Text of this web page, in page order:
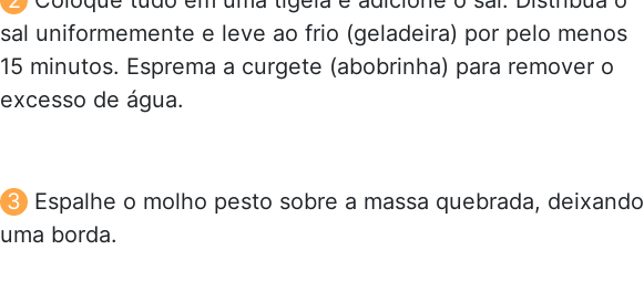
sal uniformemente e leve ao frio (geladeira) por pelo menos
15 minutos. Esprema a curgete (abobrinha) para remover o
excesso de água.
Espalhe o molho pesto sobre a massa quebrada, deixando
uma borda.